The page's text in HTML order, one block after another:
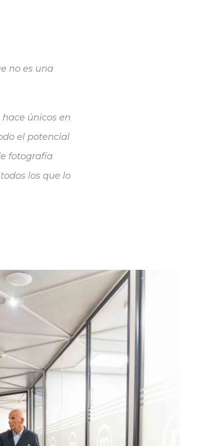
no es una
únicos en
el potencial
fotografía
los que lo